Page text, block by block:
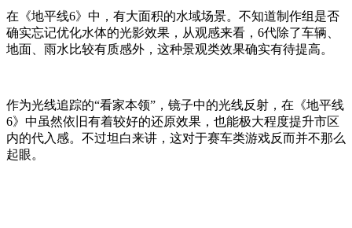
在《地平线6》中，有大面积的水域场景。不知道制作组是否
确实忘记优化水体的光影效果，从观感来看，6代除了车辆、
地面、雨水比较有质感外，这种景观类效果确实有待提高。
作为光线追踪的“看家本领”，镜子中的光线反射，在《地平线
6》中虽然依旧有着较好的还原效果，也能极大程度提升市区
内的代入感。不过坦白来讲，这对于赛车类游戏反而并不那么
起眼。